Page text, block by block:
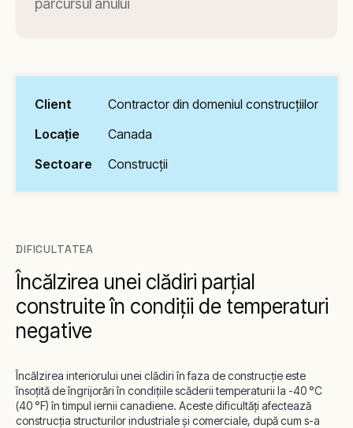
parcursul anului
Client
Contractor din domeniul construcțiilor
Locație
Canada
Sectoare
Construcții
DIFICULTATEA
Încălzirea unei clădiri parțial
construite în condiții de temperaturi
negative
Încălzirea interiorului unei clădiri în faza de construcție este
însoțită de îngrijorări în condițiile scăderii temperaturii la -40 °C
(40 °F) în timpul iernii canadiene. Aceste dificultăți afectează
construcția structurilor industriale și comerciale, după cum s-a